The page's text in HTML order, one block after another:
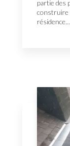
partie des
construire